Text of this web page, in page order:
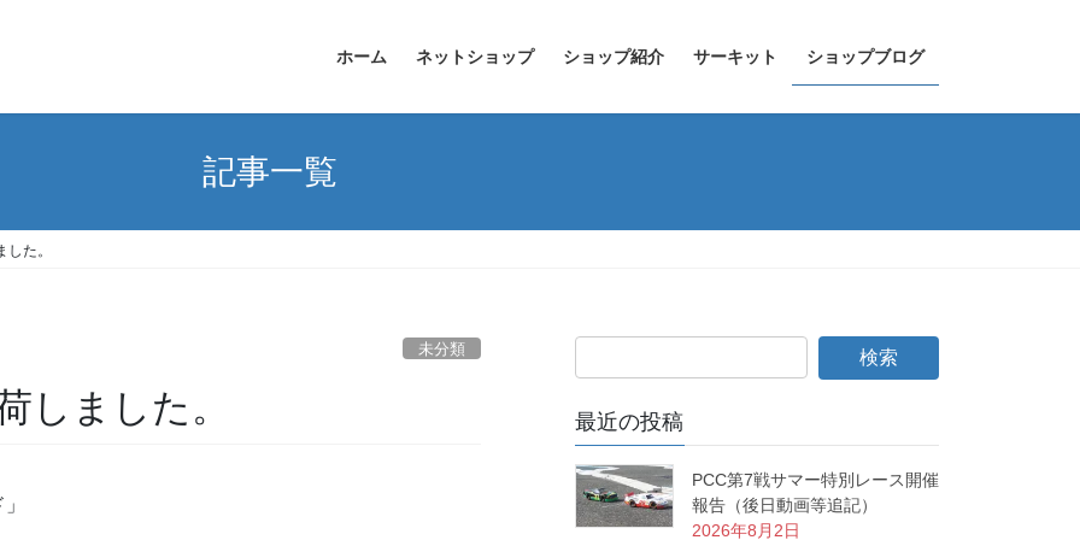
ホーム ネットショップ ショップ紹介 サーキット ショップブログ
記事一覧
た。
未分類
しました。 最近の投稿
PCC第7戦サマー特別レース開催
報告（後日動画等追記）
2026年8月2日